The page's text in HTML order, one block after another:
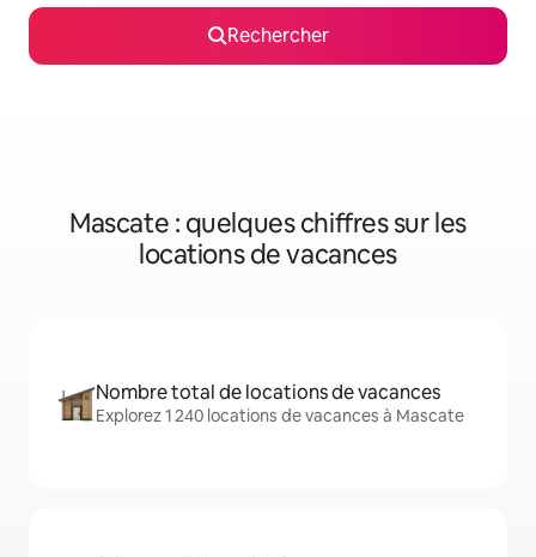
Rechercher
Mascate : quelques chiffres sur les
locations de vacances
Nombre total de locations de vacances
Explorez 1 240 locations de vacances à Mascate